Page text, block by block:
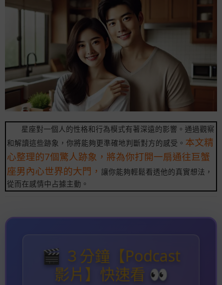
星座對一個人的性格和行為模式有著深遠的影響。通過觀察
和解讀這些跡象，你將能夠更準確地判斷對方的感受。 本文精
心整理的7個驚人跡象，將為你打開一扇通往巨蟹
座男內心世界的大門， 讓你能夠輕鬆看透他的真實想法，
從而在感情中占據主動。
🎬️ ３分鐘【Podcast
影片】快速看 👀️